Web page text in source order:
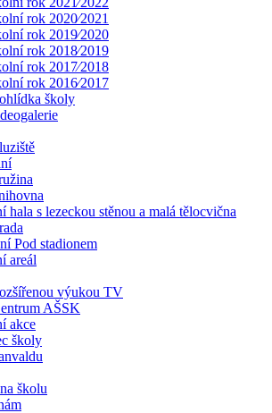
rok 2020⁄2021
rok 2019⁄2020
rok 2018⁄2019
rok 2017⁄2018
rok 2016⁄2017
školy
hala s lezeckou stěnou a malá tělocvična
Pod stadionem
areál
výukou TV
AŠSK
akce
školy
školu